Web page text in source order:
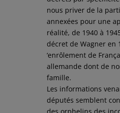
nous priver de la
annexées pour une
réalité, de 1940 à
décret de Wagner en
‘enrôlement de
allemande dont de
famille.
Les informations
députés semblent